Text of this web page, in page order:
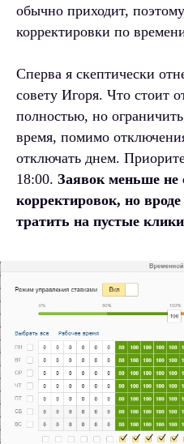
обычно приходит,
корректировки по
Сперва я скептически
совету Игоря. Что стоит
полностью, но
время, помимо
отключать днем.
18:00. Заявок меньше не
корректировок, но
тратить на пустые